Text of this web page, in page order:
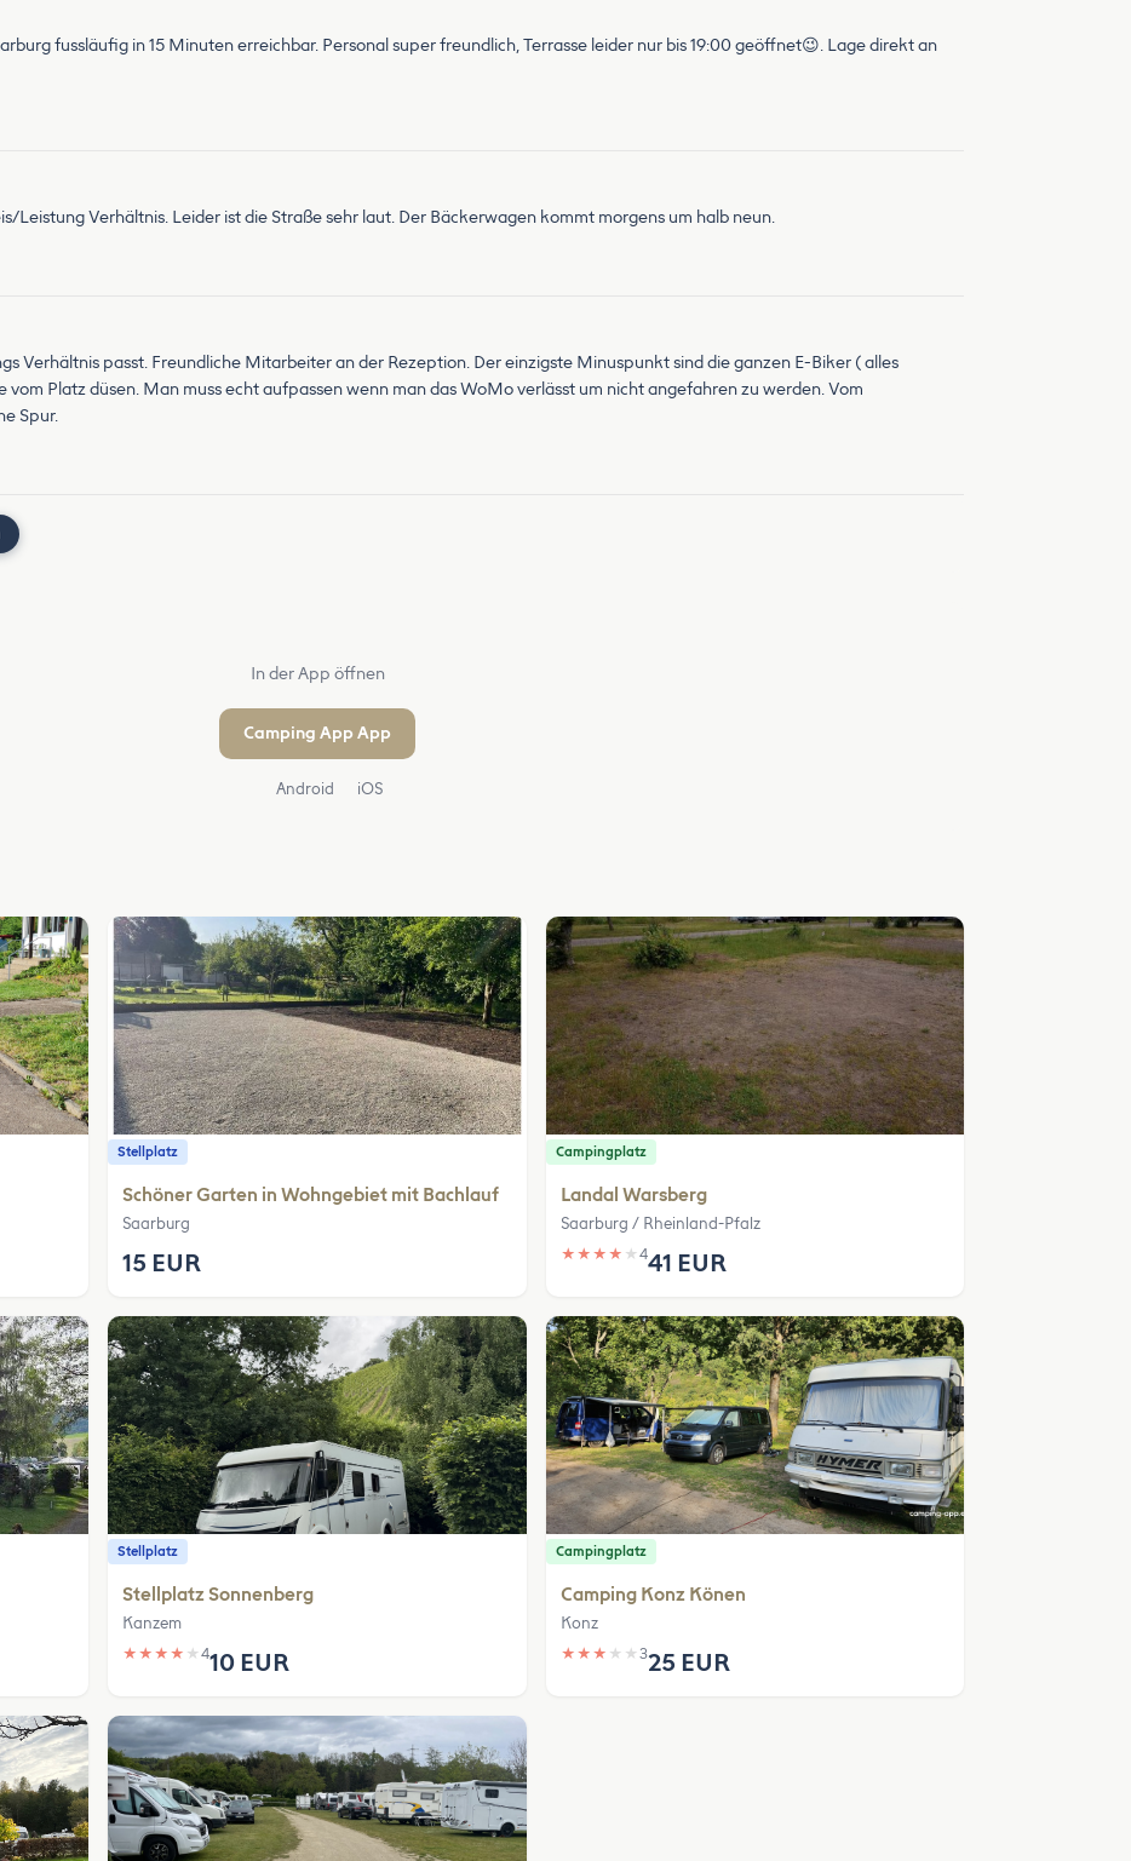
fussläufig in 15 Minuten erreichbar. Personal super freundlich, Terrasse leider nur bis 19:00 geöffnet😉. Lage direkt an
Leistung Verhältnis. Leider ist die Straße sehr laut. Der Bäckerwagen kommt morgens um halb neun.
Verhältnis passt. Freundliche Mitarbeiter an der Rezeption. Der einzigste Minuspunkt sind die ganzen E-Biker ( alles
Platz düsen. Man muss echt aufpassen wenn man das WoMo verlässt um nicht angefahren zu werden. Vom
Spur.
In der App öffnen
Camping App App
Android iOS
Stellplatz
Schöner Garten in Wohngebiet mit Bachlauf
Saarburg
15 EUR
Campingplatz
Landal Warsberg
Saarburg / Rheinland-Pfalz
★ ★ ★ ★ ★ 441 EUR
Stellplatz
Stellplatz Sonnenberg
Kanzem
★ ★ ★ ★ ★410 EUR
Campingplatz
Camping Konz Könen
Konz
★ ★ ★ ★ ★ 325 EUR